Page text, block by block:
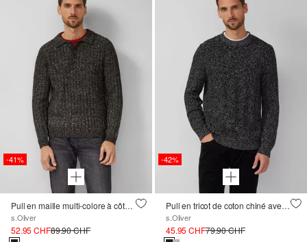
-41%
Pull en maille multi-colore à côtes avec col polo
s.Oliver
52.95 CHF89.90 CHF
-42%
Pull en tricot de coton chiné avec motif torsadé
s.Oliver
45.95 CHF79.90 CHF